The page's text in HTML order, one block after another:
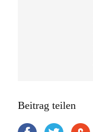
Beitrag teilen